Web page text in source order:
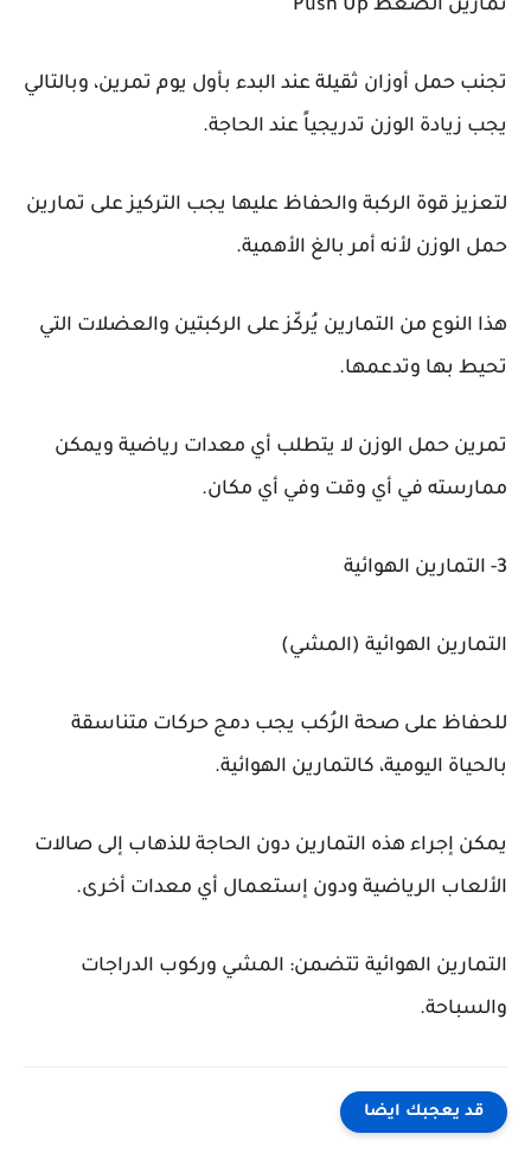
تمارين الضغط Push Up
تجنب حمل أوزان ثقيلة عند البدء بأول يوم تمرين، وبالتالي
يجب زيادة الوزن تدريجياً عند الحاجة.
لتعزيز قوة الركبة والحفاظ عليها يجب التركيز على تمارين
حمل الوزن لأنه أمر بالغ الأهمية.
هذا النوع من التمارين يُركّز على الركبتين والعضلات التي
تحيط بها وتدعمها.
تمرين حمل الوزن لا يتطلب أي معدات رياضية ويمكن
ممارسته في أي وقت وفي أي مكان.
3- التمارين الهوائية
التمارين الهوائية (المشي)
للحفاظ على صحة الرُكب يجب دمج حركات متناسقة
بالحياة اليومية، كالتمارين الهوائية.
يمكن إجراء هذه التمارين دون الحاجة للذهاب إلى صالات
الألعاب الرياضية ودون إستعمال أي معدات أخرى.
التمارين الهوائية تتضمن: المشي وركوب الدراجات
والسباحة.
قد يعجبك ايضا